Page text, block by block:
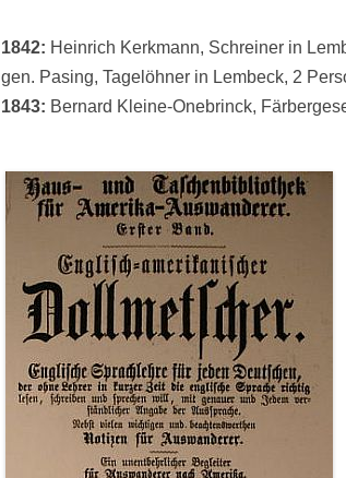
1842: Heinrich Kerkmann, Schreiner in
gen. Pasing, Tagelöhner in Lembeck, 2
1843: Bernard Kleine-Onebrinck,